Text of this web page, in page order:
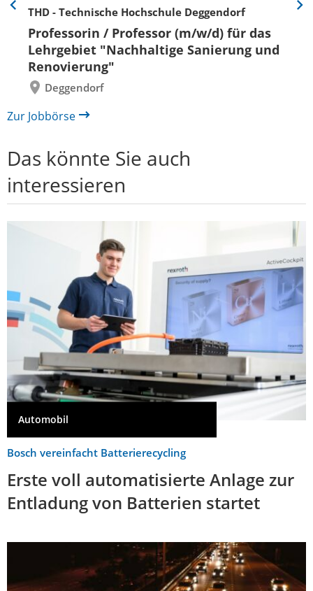
THD - Technische Hochschule Deggendorf
Professorin / Professor (m/w/d) für das
Lehrgebiet "Nachhaltige Sanierung und
Renovierung"
Deggendorf
Eine
zurück
Eine
Zur Jobbörse
Das könnte Sie auch
interessieren
Automobil
Bosch vereinfacht Batterierecycling
Erste voll automatisierte Anlage zur
Entladung von Batterien startet